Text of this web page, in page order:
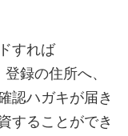
すれば
録の住所へ、
認ハガキが届き
することができ